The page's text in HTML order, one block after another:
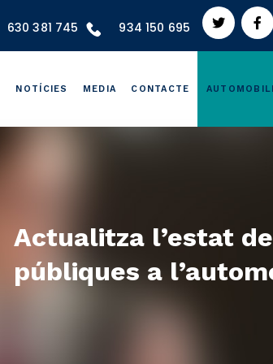
630 381 745 934 150 695
NOTÍCIES MEDIA CONTACTE
Actualitza l’estat
públiques a